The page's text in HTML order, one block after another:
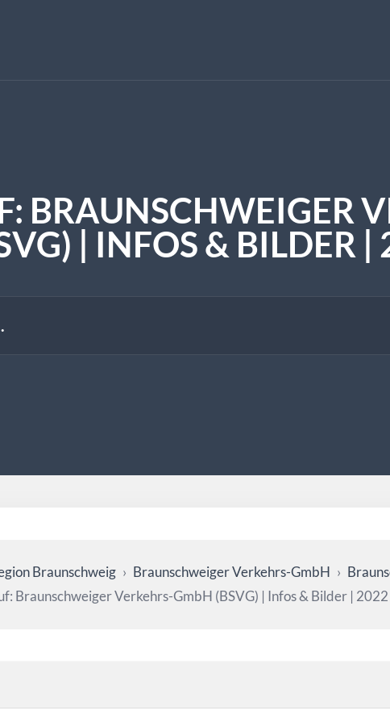
BRAUNSCHWEIGER
| INFOS & BILDER |
Braunschweig › Braunschweiger Verkehrs-GmbH ›
Braunschweiger Verkehrs-GmbH (BSVG) | Infos & Bilder | 2022